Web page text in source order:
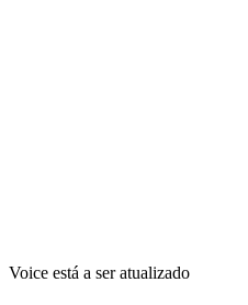
Voice está a ser atualizado